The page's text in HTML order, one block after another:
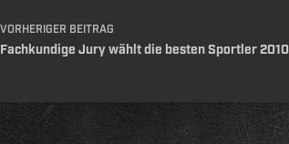
VORHERIGER BEITRAG
Fachkundige Jury wählt die besten Sportler 2010